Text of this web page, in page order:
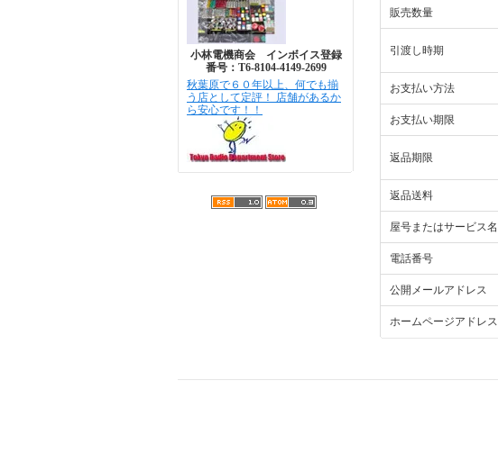
小林電機商会 インボイス登録
番号：T6-8104-4149-2699
秋葉原で６０年以上、何でも揃
う店として定評！ 店舗があるか
ら安心です！！
販売数量
引渡し時期
お支払い方法
お支払い期限
返品期限
返品送料
屋号またはサービス名
電話番号
公開メールアドレス
ホームページアドレス